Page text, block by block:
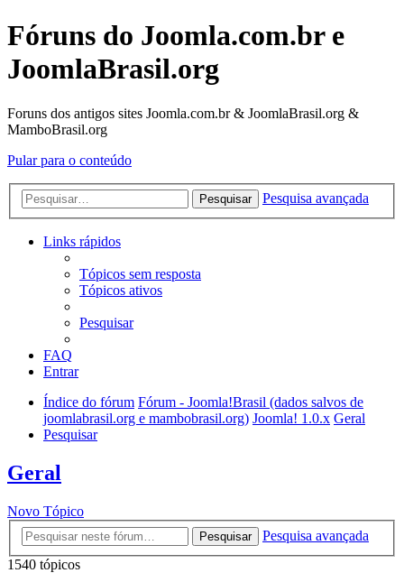
Fóruns do Joomla.com.br e
JoomlaBrasil.org
Foruns dos antigos sites Joomla.com.br & JoomlaBrasil.org &
MamboBrasil.org
Pular para o conteúdo
Pesquisar Pesquisa avançada
Links rápidos
Tópicos sem resposta
Tópicos ativos
Pesquisar
FAQ
Entrar
Índice do fórum Fórum - Joomla!Brasil (dados salvos de
joomlabrasil.org e mambobrasil.org) Joomla! 1.0.x Geral
Pesquisar
Geral
Novo Tópico
Pesquisar
Pesquisa avançada
1540 tópicos